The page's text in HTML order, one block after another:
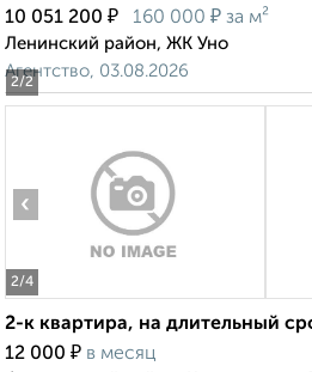
2/2
10 051 200 ₽ 160 000 ₽ за м²
Ленинский район, ЖК Уно
Агентство, 03.08.2026
2/4
‹
2-к квартира, на длительный
12 000 ₽ в месяц